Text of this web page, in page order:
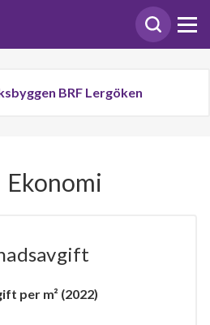
BRF Lergöken
Ekonomi
per m² (2022)